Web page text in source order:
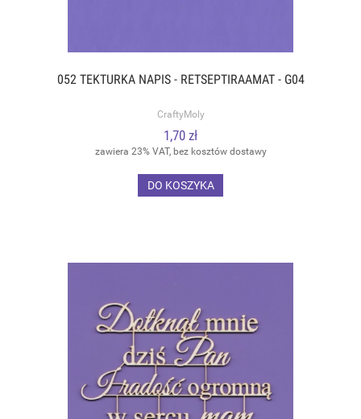
052 TEKTURKA NAPIS - RETSEPTIRAAMAT - G04
CraftyMoly
1,70 zł
zawiera 23% VAT, bez kosztów dostawy
DO KOSZYKA